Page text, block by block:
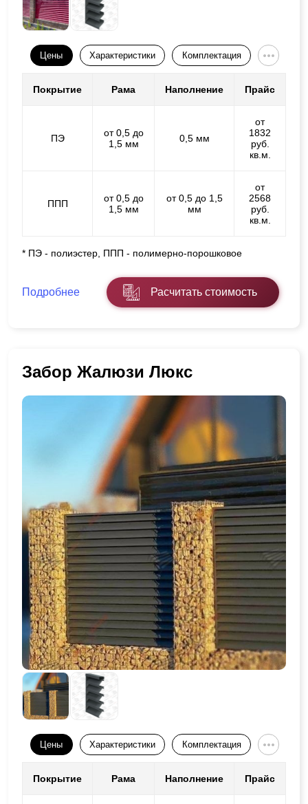
Цены Характеристики Комплектация
Покрытие Рама Наполнение Прайс
ПЭ
от 0,5 до
1,5 мм
0,5 мм
от
1832
руб.
кв.м.
ППП
от 0,5 до
1,5 мм
от 0,5 до 1,5
мм
от
2568
руб.
кв.м.
* ПЭ - полиэстер, ППП - полимерно-порошковое
Подробнее Расчитать стоимость
Забор Жалюзи Люкс
Цены Характеристики Комплектация
Покрытие Рама Наполнение Прайс